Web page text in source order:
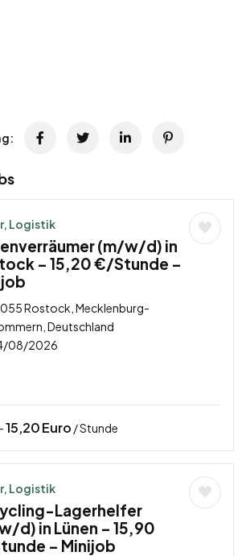
Logistik
(m/w/d) in
– 15,20 €/Stunde –
Rostock, Mecklenburg-
Deutschland
08/2026
-15,20Euro / Stunde
Logistik
Lagerhelfer
d) in Lünen – 15,90
– Minijob